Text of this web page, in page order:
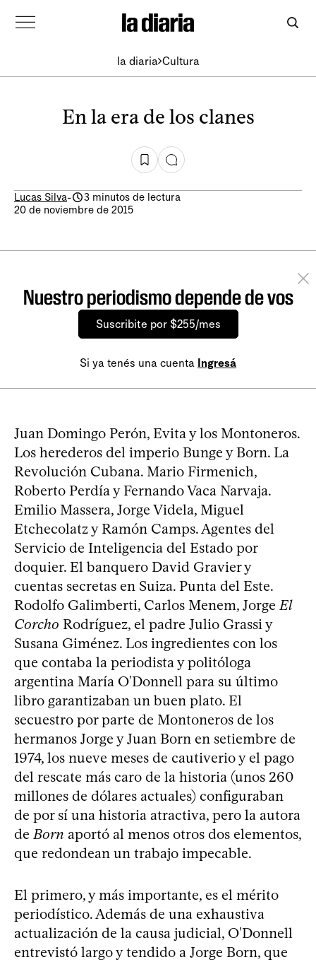
la diaria Cultura
En la era de los clanes
Lucas Silva-
3 minutos de lectura
20 de noviembre de 2015
Nuestro periodismo depende de vos
Suscribite por $255/mes
Si ya tenés una cuenta Ingresá
Juan Domingo Perón, Evita y los Montoneros.
Los herederos del imperio Bunge y Born. La
Revolución Cubana. Mario Firmenich,
Roberto Perdía y Fernando Vaca Narvaja.
Emilio Massera, Jorge Videla, Miguel
Etchecolatz y Ramón Camps. Agentes del
Servicio de Inteligencia del Estado por
doquier. El banquero David Gravier y
cuentas secretas en Suiza. Punta del Este.
Rodolfo Galimberti, Carlos Menem, JorgeEl
Corcho Rodríguez, el padre Julio Grassi y
Susana Giménez. Los ingredientes con los
que contaba la periodista y politóloga
argentina María O'Donnell para su último
libro garantizaban un buen plato. El
secuestro por parte de Montoneros de los
hermanos Jorge y Juan Born en setiembre de
1974, los nueve meses de cautiverio y el pago
del rescate más caro de la historia (unos 260
millones de dólares actuales) configuraban
de por sí una historia atractiva, pero la autora
deBorn aportó al menos otros dos elementos,
que redondean un trabajo impecable.
El primero, y más importante, es el mérito
periodístico. Además de una exhaustiva
actualización de la causa judicial, O'Donnell
entrevistó largo y tendido a Jorge Born, que